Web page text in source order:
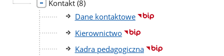
Kontakt liczba
podstron
(8)
Dane kontaktowe
Kierownictwo
Kadra pedagogiczna